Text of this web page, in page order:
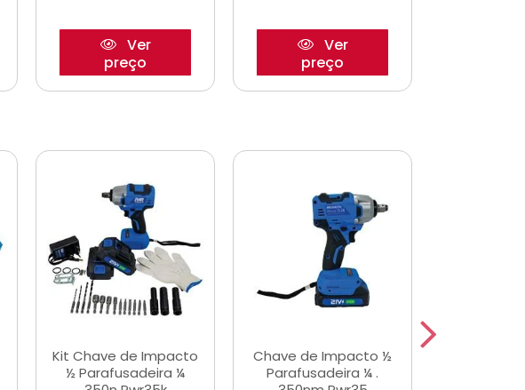
Ver
preço
Ver
preço
Kit Chave de Impacto
½ Parafusadeira ¼
Chave de Impacto ½
Parafusadeira ¼ .